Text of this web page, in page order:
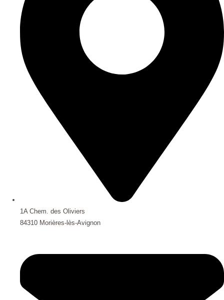
1A Chem. des Oliviers
84310 Morières-lès-Avignon